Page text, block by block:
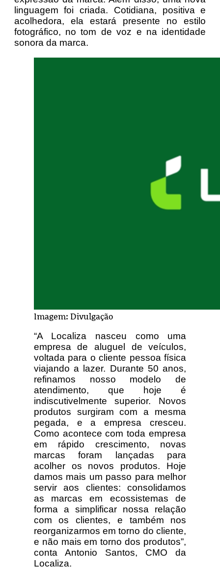
linguagem foi criada. Cotidiana, positiva e
acolhedora, ela estará presente no estilo
fotográfico, no tom de voz e na identidade
sonora da marca.
Imagem: Divulgação
“A Localiza nasceu como uma
empresa de aluguel de veículos,
voltada para o cliente pessoa física
viajando a lazer. Durante 50 anos,
refinamos nosso modelo de
atendimento, que hoje é
indiscutivelmente superior. Novos
produtos surgiram com a mesma
pegada, e a empresa cresceu.
Como acontece com toda empresa
em rápido crescimento, novas
marcas foram lançadas para
acolher os novos produtos. Hoje
damos mais um passo para melhor
servir aos clientes: consolidamos
as marcas em ecossistemas de
forma a simplificar nossa relação
com os clientes, e também nos
reorganizarmos em torno do cliente,
e não mais em torno dos produtos”,
conta Antonio Santos, CMO da
Localiza.